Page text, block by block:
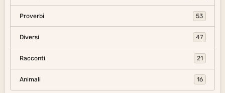
Proverbi 53
Diversi 47
Racconti 21
Animali 16